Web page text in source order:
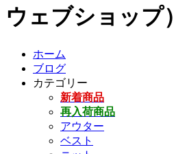
ウェブショップ）
ホーム
ブログ
カテゴリー
新着商品
再入荷商品
アウター
ベスト